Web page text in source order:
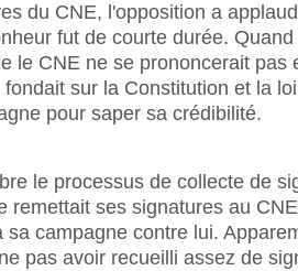
du CNE, l'opposition a
fut de courte durée.
le CNE ne se prononcerait pas
sur la Constitution et la
pour saper sa crédibilité.
le processus de collecte de
remettait ses signatures au
sa campagne contre lui.
pas avoir recueilli assez de